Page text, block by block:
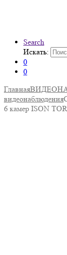
Search
Искать:
0
0
Главная
видеонаблюдения
6 камер ISON